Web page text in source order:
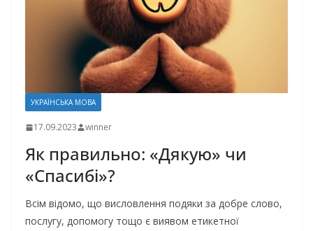
УКРАЇНСЬКА МОВА
17.09.2023 winner
Як правильно: «Дякую» чи
«Спасибі»?
Всім відомо, що висловлення подяки за добре слово,
послугу, допомогу тощо є виявом етикетної